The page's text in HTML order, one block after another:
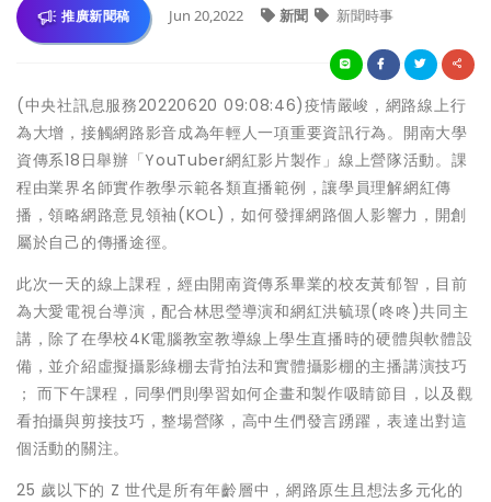
推廣新聞稿 Jun 20,2022 新聞 新聞時事
(中央社訊息服務20220620 09:08:46)疫情嚴峻，網路線上行
為大增，接觸網路影音成為年輕人一項重要資訊行為。開南大學
資傳系18日舉辦「YouTuber網紅影片製作」線上營隊活動。課
程由業界名師實作教學示範各類直播範例，讓學員理解網紅傳
播，領略網路意見領袖(KOL)，如何發揮網路個人影響力，開創
屬於自己的傳播途徑。
此次一天的線上課程，經由開南資傳系畢業的校友黃郁智，目前
為大愛電視台導演，配合林思瑩導演和網紅洪毓璟(咚咚)共同主
講，除了在學校4K電腦教室教導線上學生直播時的硬體與軟體設
備，並介紹虛擬攝影綠棚去背拍法和實體攝影棚的主播講演技巧
； 而下午課程，同學們則學習如何企畫和製作吸睛節目，以及觀
看拍攝與剪接技巧，整場營隊，高中生們發言踴躍，表達出對這
個活動的關注。
25 歲以下的 Z 世代是所有年齡層中，網路原生且想法多元化的